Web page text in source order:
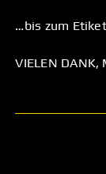
…bis zum
VIELEN DANK,